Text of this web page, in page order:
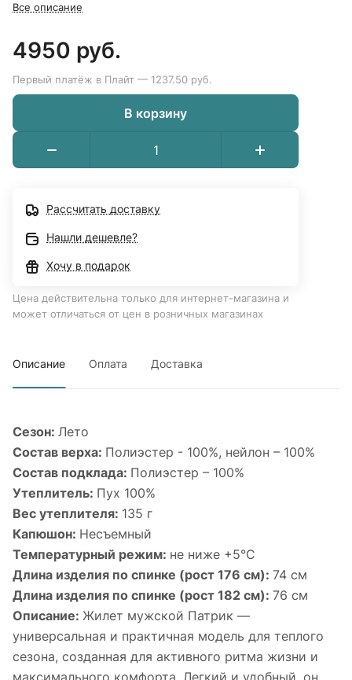
Все описание
4950 руб.
Первый платёж в Плайт — 1237.50 руб.
В корзину
Рассчитать доставку
Нашли дешевле?
Хочу в подарок
Цена действительна только для интернет-магазина и
может отличаться от цен в розничных магазинах
Описание Оплата Доставка
Сезон: Лето
Состав верха: Полиэстер - 100%, нейлон – 100%
Состав подклада: Полиэстер – 100%
Утеплитель: Пух 100%
Вес утеплителя: 135 г
Капюшон: Несъемный
Температурный режим: не ниже +5°С
Длина изделия по спинке (рост 176 см): 74 см
Длина изделия по спинке (рост 182 см): 76 см
Описание: Жилет мужской Патрик —
универсальная и практичная модель для теплого
сезона, созданная для активного ритма жизни и